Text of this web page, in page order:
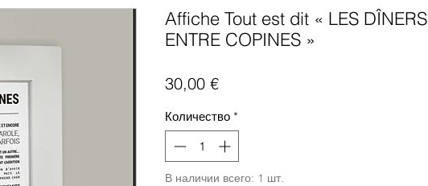
Affiche Tout est dit « LES DÎNERS
ENTRE COPINES »
30,00 €Цена
Количество *
В наличии всего: 1 шт.